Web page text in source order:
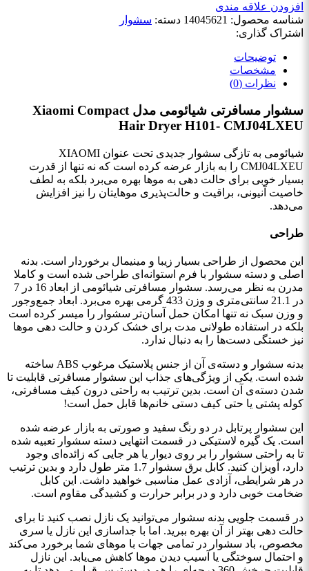
افزودن علاقه مندی
شناسه محصول: 14045621 دسته: سشوار
اشتراک گذاری:
توضیحات
مشخصات
نظرات (0)
سشوار مسافرتی شیائومی مدل Xiaomi Compact
Hair Dryer H101- CMJ04LXEU
شیائومی به تازگی سشوار جدیدی تحت عنوان XIAOMI
CMJ04LXEU را به بازار عرضه کرده است که نه تنها از قدرت
بسیار خوبی برای حالت دهی به موها بهره می‌برد بلکه به لطف
خاصیت آنیونی، براقیت و حالت‌پذیری موهایتان را نیز افزایش
می‌دهد.
طراحی
این محصول از طراحی بسیار زیبا و مینیمال برخوردار است. بدنه
اصلی و دسته سشوار با فرم استوانه‌ای طراحی شده است و کاملا
مدرن به نظر می‌رسد. سشوار مسافرتی شیائومی از ابعاد 16 در 7
در 21.1 سانتی‌متری و وزن 433 گرمی بهره می‌برد. ابعاد جمع‌وجور
و وزن سبک نه تنها امکان حمل آسان‌تر سشوار را میسر کرده است
بلکه در استفاده طولانی مدت برای خشک کردن و حالت‌ دهی موها
نیز خستگی دست‌ها را به دنبال ندارد.
بدنه سشوار و دسته‌ی آن از جنس پلاستیک مرغوب ABS ساخته
شده است. یکی از ویژگی‌های جذاب این سشوار مسافرتی قابلیت تا
شدن دسته‌ی آن است. بدین ترتیب به راحتی درون کیف مسافرتی،
کوله پشتی یا حتی کیف دستی خانم‌ها قابل حمل است!
این سشوار پرتابل در دو رنگ سفید و صورتی به بازار عرضه شده
است. یک گیره لاستیکی در قسمت انتهایی دسته سشوار تعبیه شده
تا به راحتی سشوار را بر روی دیوار یا هر جایی که زائده‌ای وجود
دارد، آویزان کنید. کابل برق سشوار 1.7 متر طول دارد و بدین ترتیب
در هر شرایطی، آزادی عمل مناسبی خواهید داشت. این کابل
ضخامت خوبی دارد و در برابر حرارت و کشیدگی مقاوم است.
در قسمت جلویی بدنه سشوار می‌توانید یک نازل نصب کنید تا برای
حالت‌ دهی بهتر از آن بهره ببرید. اما با جداسازی این نازل یا سری
مخصوص، باد سشوار در تمامی جهات با موهای شما برخورد می‌کند
و احتمال سوختگی یا آسیب دیدن موها کاهش می‌یابد. این نازل